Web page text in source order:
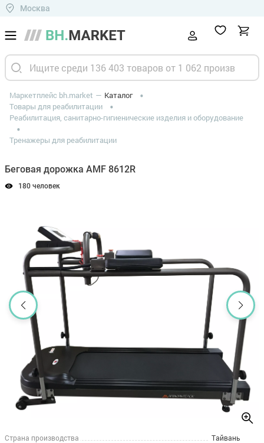
Москва
Маркетплейс bh.market
Каталог
Товары для реабилитации
Реабилитация, санитарно-гигиенические изделия и оборудование
Тренажеры для реабилитации
Беговая дорожка AMF 8612R
180 человек
Страна производства Тайвань